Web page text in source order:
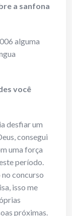
a sanfona
alguma
você
desfiar um
consegui
uma força
período.
concurso
isso me
próximas.